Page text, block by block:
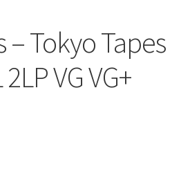
Tokyo Tapes
VG VG+